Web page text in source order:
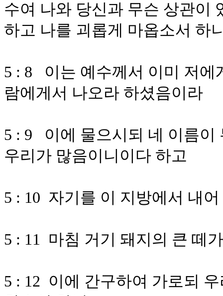
수여 나와 당신과 무슨 상관이
하고 나를 괴롭게 마옵소서 하
5 : 8 이는 예수께서 이미 저에
람에게서 나오라 하셨음이라
5 : 9 이에 물으시되 네 이름이
우리가 많음이니이다 하고
5 : 10 자기를 이 지방에서 내
5 : 11 마침 거기 돼지의 큰 떼
5 : 12 이에 간구하여 가로되